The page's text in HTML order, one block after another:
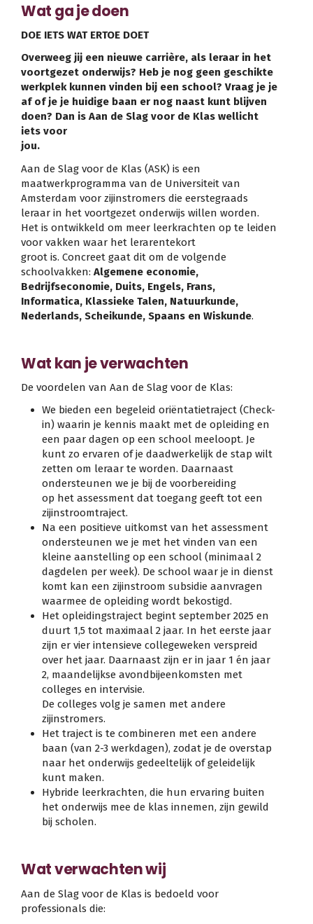
Wat ga je doen
DOE IETS WAT ERTOE DOET
Overweeg jij een nieuwe carrière, als leraar in het
voortgezet onderwijs? Heb je nog geen geschikte
werkplek kunnen vinden bij een school? Vraag je je
af of je je huidige baan er nog naast kunt blijven
doen? Dan is Aan de Slag voor de Klas wellicht
iets voor
jou.
Aan de Slag voor de Klas (ASK) is een
maatwerkprogramma van de Universiteit van
Amsterdam voor zijinstromers die eerstegraads
leraar in het voortgezet onderwijs willen worden.
Het is ontwikkeld om meer leerkrachten op te leiden
voor vakken waar het lerarentekort
groot is. Concreet gaat dit om de volgende
schoolvakken: Algemene economie,
Bedrijfseconomie, Duits, Engels, Frans,
Informatica, Klassieke Talen, Natuurkunde,
Nederlands, Scheikunde, Spaans en Wiskunde.
Wat kan je verwachten
De voordelen van Aan de Slag voor de Klas:
We bieden een begeleid oriëntatietraject (Check-
in) waarin je kennis maakt met de opleiding en
een paar dagen op een school meeloopt. Je
kunt zo ervaren of je daadwerkelijk de stap wilt
zetten om leraar te worden. Daarnaast
ondersteunen we je bij de voorbereiding
op het assessment dat toegang geeft tot een
zijinstroomtraject.
Na een positieve uitkomst van het assessment
ondersteunen we je met het vinden van een
kleine aanstelling op een school (minimaal 2
dagdelen per week). De school waar je in dienst
komt kan een zijinstroom subsidie aanvragen
waarmee de opleiding wordt bekostigd.
Het opleidingstraject begint september 2025 en
duurt 1,5 tot maximaal 2 jaar. In het eerste jaar
zijn er vier intensieve collegeweken verspreid
over het jaar. Daarnaast zijn er in jaar 1 én jaar
2, maandelijkse avondbijeenkomsten met
colleges en intervisie.
De colleges volg je samen met andere
zijinstromers.
Het traject is te combineren met een andere
baan (van 2-3 werkdagen), zodat je de overstap
naar het onderwijs gedeeltelijk of geleidelijk
kunt maken.
Hybride leerkrachten, die hun ervaring buiten
het onderwijs mee de klas innemen, zijn gewild
bij scholen.
Wat verwachten wij
Aan de Slag voor de Klas is bedoeld voor
professionals die: